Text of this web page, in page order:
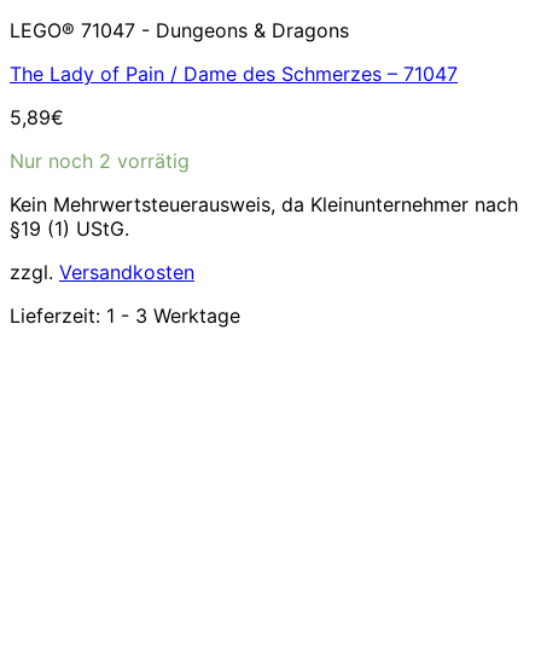
LEGO® 71047 - Dungeons & Dragons
The Lady of Pain / Dame des Schmerzes – 71047
5,89€
Nur noch 2 vorrätig
Kein Mehrwertsteuerausweis, da Kleinunternehmer nach
§19 (1) UStG.
zzgl. Versandkosten
Lieferzeit: 1 - 3 Werktage